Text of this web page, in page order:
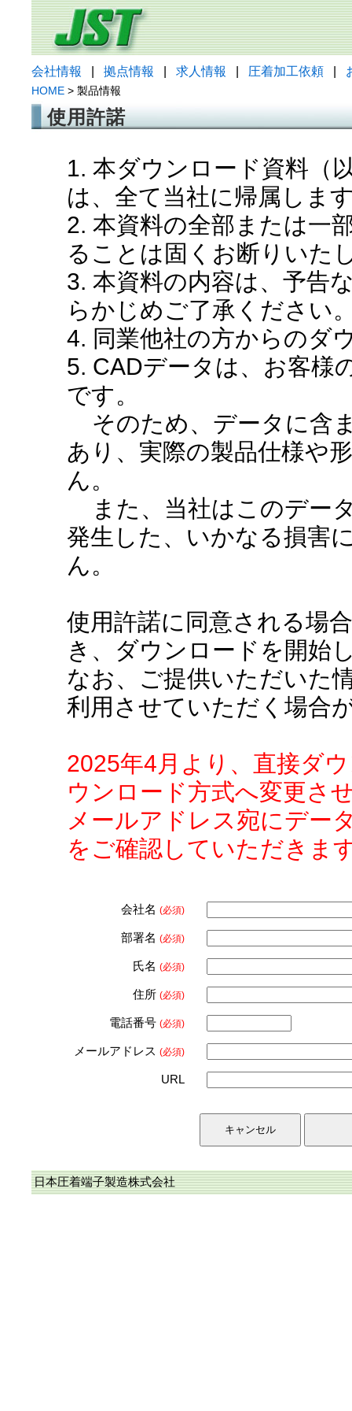
会社情報 拠点情報 求人情報 圧着加工依頼
HOME > 製品情報
使用許諾
1. 本ダウンロード資料（
は、全て当社に帰属しま
2. 本資料の全部または一
ることは固くお断りいた
3. 本資料の内容は、予告
らかじめご了承ください
4. 同業他社の方からのダ
5. CADデータは、お客様
です。
そのため、データに含
あり、実際の製品仕様や
ん。
また、当社はこのデー
発生した、いかなる損害
ん。
使用許諾に同意される場
き、ダウンロードを開始
なお、ご提供いただいた
利用させていただく場合
2025年4月より、直接ダ
ウンロード方式へ変更さ
メールアドレス宛にデー
をご確認していただきま
会社名 (必須)
部署名 (必須)
氏名 (必須)
住所 (必須)
電話番号 (必須)
メールアドレス (必須)
URL
日本圧着端子製造株式会社